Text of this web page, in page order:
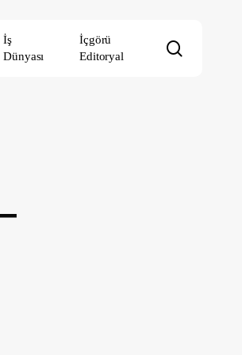
İş
Dünyası
İçgörü
Editoryal